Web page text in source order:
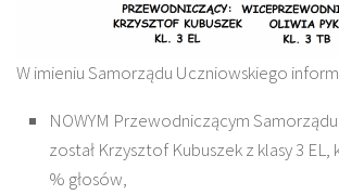
W imieniu Samorządu Uczniowskiego
NOWYM Przewodniczącym
został Krzysztof Kubuszek z klasy 3 EL,
% głosów,